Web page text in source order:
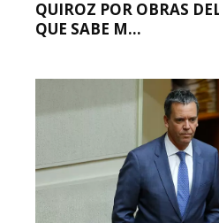
QUIROZ POR OBRAS
QUE SABE M...